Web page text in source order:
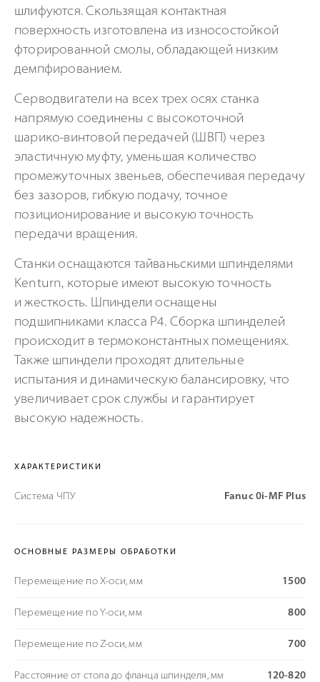
шлифуются. Скользящая контактная
поверхность изготовлена из износостойкой
фторированной смолы, обладающей низким
демпфированием.
Серводвигатели на всех трех осях станка
напрямую соединены с высокоточной
шарико-винтовой передачей (ШВП) через
эластичную муфту, уменьшая количество
промежуточных звеньев, обеспечивая передачу
без зазоров, гибкую подачу, точное
позиционирование и высокую точность
передачи вращения.
Станки оснащаются тайваньскими шпинделями
Kenturn, которые имеют высокую точность
и жесткость. Шпиндели оснащены
подшипниками класса P4. Сборка шпинделей
происходит в термоконстантных помещениях.
Также шпиндели проходят длительные
испытания и динамическую балансировку, что
увеличивает срок службы и гарантирует
высокую надежность.
ХАРАКТЕРИСТИКИ
Система ЧПУ Fanuc 0i-MF Plus
ОСНОВНЫЕ РАЗМЕРЫ ОБРАБОТКИ
Перемещение по X-оси, мм 1500
Перемещение по Y-оси, мм 800
Перемещение по Z-оси, мм 700
Расстояние от стола до фланца шпинделя, мм 120-820